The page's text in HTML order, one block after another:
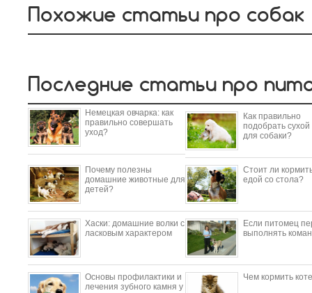
Похожие статьи про собак
Последние статьи про
Немецкая овчарка: как
правильно совершать
уход?
Как правильно
подобрать сухой
для собаки?
Почему полезны
домашние животные для
детей?
Стоит ли
едой со стола?
​Хаски: домашние волки с
ласковым характером
Если питомец
выполнять
Основы профилактики и
лечения зубного камня у
Чем кормить